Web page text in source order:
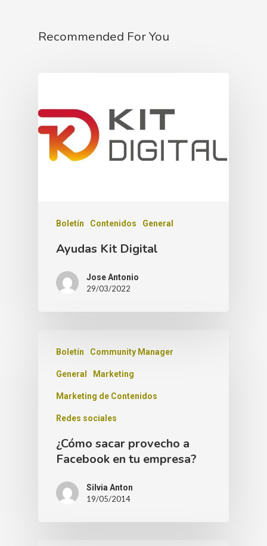
Recommended For You
Boletín Contenidos General
Ayudas Kit Digital
Jose Antonio
29/03/2022
Boletín Community Manager
General Marketing
Marketing de Contenidos
Redes sociales
¿Cómo sacar provecho a
Facebook en tu empresa?
Silvia Anton
19/05/2014